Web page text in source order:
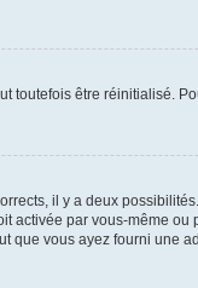
toutefois être réinitialisé.
il y a deux
par vous-même
que vous ayez fourni